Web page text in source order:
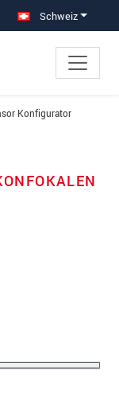
Schweiz
Konfigurator